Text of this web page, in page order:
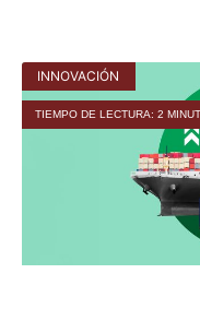
INNOVACIÓN
TIEMPO DE LECTURA: 2